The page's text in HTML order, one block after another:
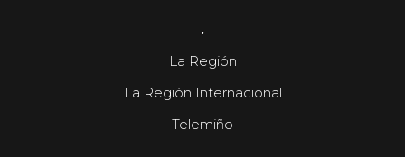
.
La Región
La Región Internacional
Telemiño